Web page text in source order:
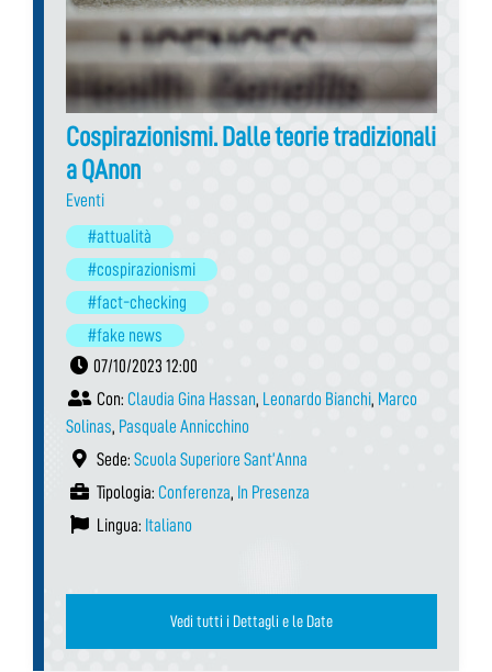
Cospirazionismi. Dalle teorie tradizionali
a QAnon
Eventi
#attualità
#cospirazionismi
#fact-checking
#fake news
07/10/2023 12:00
Con: Claudia Gina Hassan, Leonardo Bianchi, Marco
Solinas, Pasquale Annicchino
Sede: Scuola Superiore Sant’Anna
Tipologia: Conferenza, In Presenza
Lingua: Italiano
Vedi tutti i Dettagli e le Date